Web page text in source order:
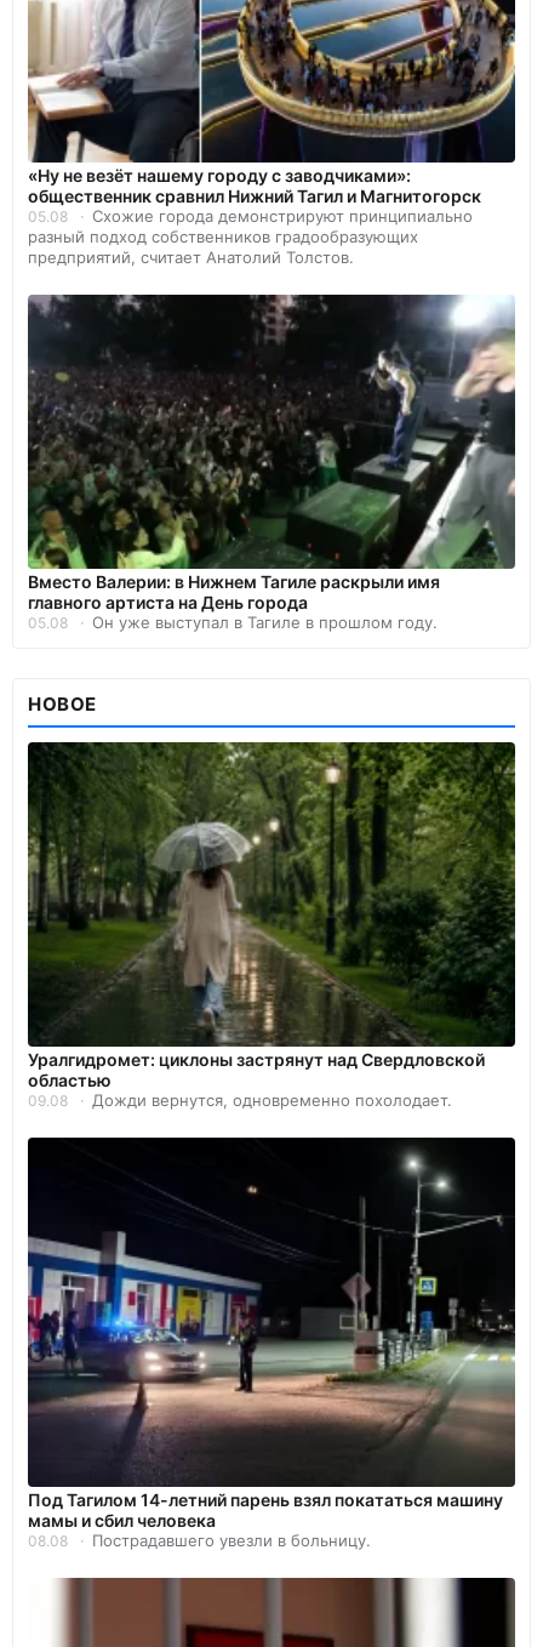
«Ну не везёт нашему городу с заводчиками»:
общественник сравнил Нижний Тагил и Магнитогорск
05.08
Схожие города демонстрируют принципиально
разный подход собственников градообразующих
предприятий, считает Анатолий Толстов.
Вместо Валерии: в Нижнем Тагиле раскрыли имя
главного артиста на День города
05.08 Он уже выступал в Тагиле в прошлом году.
НОВОЕ
Уралгидромет: циклоны застрянут над Свердловской
областью
09.08 Дожди вернутся, одновременно похолодает.
Под Тагилом 14-летний парень взял покататься машину
мамы и сбил человека
08.08 Пострадавшего увезли в больницу.